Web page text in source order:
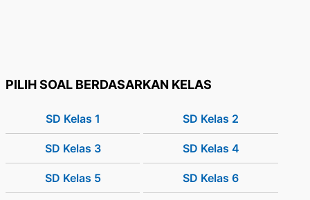
PILIH SOAL BERDASARKAN KELAS
SD Kelas 1 SD Kelas 2
SD Kelas 3 SD Kelas 4
SD Kelas 5 SD Kelas 6